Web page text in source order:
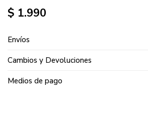
$ 1.990
Envíos
Cambios y Devoluciones
Medios de pago